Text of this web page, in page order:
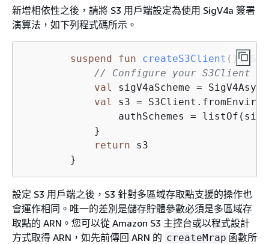
新增相依性之後，請將 S3 用戶端設定為使用 SigV4a 簽署
演算法，如下列程式碼所示。
suspend fun createS3Client () :
// Configure your S3Client to
val
sigV4aScheme =
val
s3 =
authSchemes =
            }
return s3
設定 S3 用戶端之後，S3 針對多區域存取點支援的操作也
會運作相同。唯一的差別是儲存貯體參數必須是多區域存
取點的 ARN。您可以從 Amazon S3 主控台或以程式設計
方式取得 ARN，如先前傳回 ARN 的 createMrap 函數所